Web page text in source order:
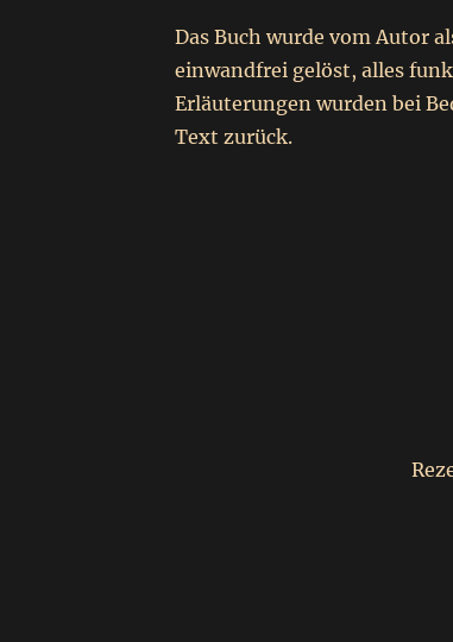
Das Buch wurde vom Autor
einwandfrei gelöst, alles
Erläuterungen wurden bei
Text zurück.